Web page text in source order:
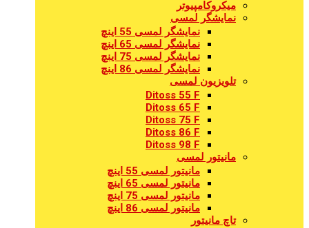
میکروکامپیوتر
نمایشگر لمسی
نمایشگر لمسی 55 اینچ
نمایشگر لمسی 65 اینچ
نمایشگر لمسی 75 اینچ
نمایشگر لمسی 86 اینچ
تلویزیون لمسی
Ditoss 55 F
Ditoss 65 F
Ditoss 75 F
Ditoss 86 F
Ditoss 98 F
مانیتور لمسی
مانیتور لمسی 55 اینچ
مانیتور لمسی 65 اینچ
مانیتور لمسی 75 اینچ
مانیتور لمسی 86 اینچ
تاچ مانیتور